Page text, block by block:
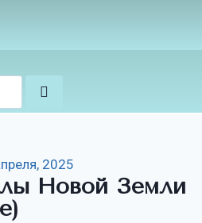
2025
Новой Земли